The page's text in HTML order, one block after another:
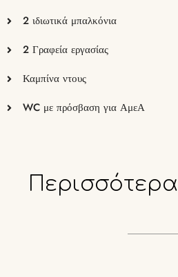
2 ιδιωτικά μπαλκόνια
2 Γραφεία εργασίας
Καμπίνα ντους
WC με πρόσβαση για ΑμεΑ
Περισσότερα